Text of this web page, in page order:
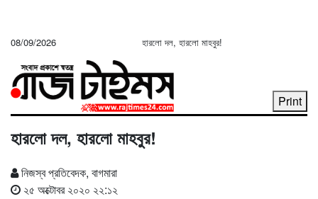
08/09/2026 হারলো দল, হারলো মাহবুর!
Print
হারলো দল, হারলো মাহবুর!
নিজস্ব প্রতিবেদক, বাগমারা
২৫ অক্টোবর ২০২০ ২২:১২